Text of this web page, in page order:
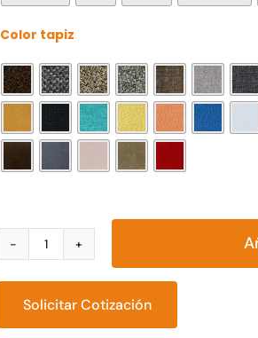
Color tapiz
Sala
Lounge
Booth
Cíclope
Solicitar Cotización